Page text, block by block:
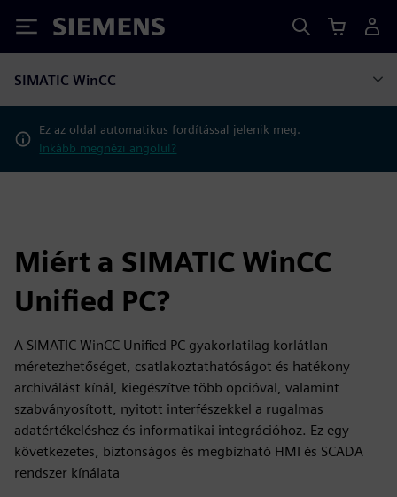
Siemens
SIMATIC WinCC
Ez az oldal automatikus fordítással jelenik meg.
Inkább megnézi angolul?
Miért a SIMATIC WinCC
Unified PC?
A SIMATIC WinCC Unified PC gyakorlatilag korlátlan
méretezhetőséget, csatlakoztathatóságot és hatékony
archiválást kínál, kiegészítve több opcióval, valamint
szabványosított, nyitott interfészekkel a rugalmas
adatértékeléshez és informatikai integrációhoz. Ez egy
következetes, biztonságos és megbízható HMI és SCADA
rendszer kínálata